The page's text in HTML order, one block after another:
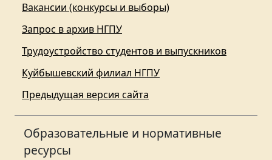
Вакансии (конкурсы и выборы)
Запрос в архив НГПУ
Трудоустройство студентов и выпускников
Куйбышевский филиал НГПУ
Предыдущая версия сайта
Образовательные и нормативные
ресурсы